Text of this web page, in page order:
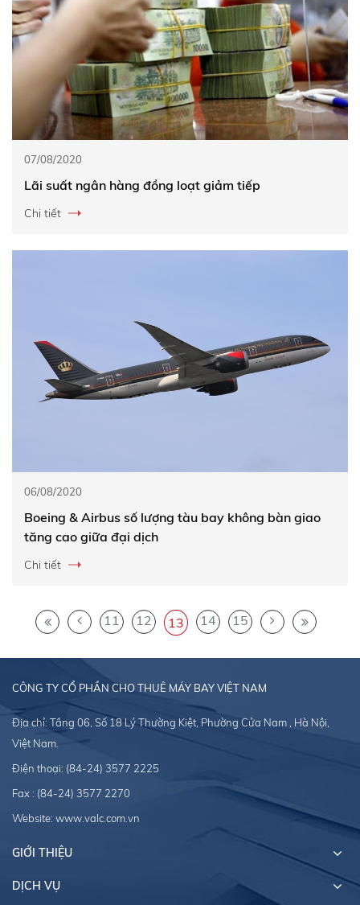
07/08/2020
Lãi suất ngân hàng đồng loạt giảm tiếp
Chi tiết
06/08/2020
Boeing & Airbus số lượng tàu bay không bàn giao
tăng cao giữa đại dịch
Chi tiết
11 12 13 14 15
CÔNG TY CỔ PHẦN CHO THUÊ MÁY BAY VIỆT NAM
Địa chỉ: Tầng 06, Số 18 Lý Thường Kiệt, Phường Cửa Nam , Hà Nội,
Việt Nam.
Điện thoại: (84-24) 3577 2225
Fax : (84-24) 3577 2270
Website: www.valc.com.vn
GIỚI THIỆU
DỊCH VỤ